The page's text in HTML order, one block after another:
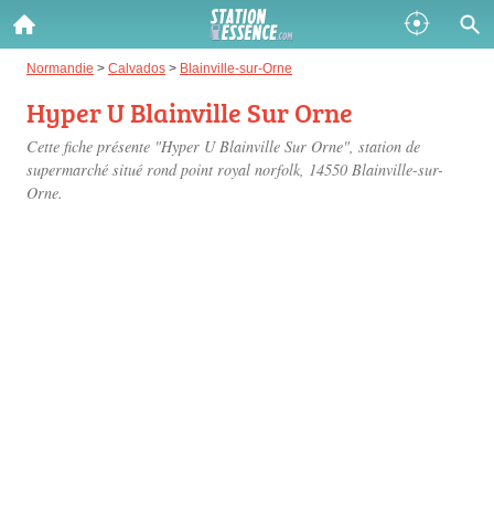
Normandie > Calvados > Blainville-sur-Orne
Hyper U Blainville Sur Orne
Cette fiche présente "Hyper U Blainville Sur Orne", station de
supermarché situé rond point royal norfolk, 14550 Blainville-sur-
Orne.
Gazole :
Disponible Épuisé
SP 98 :